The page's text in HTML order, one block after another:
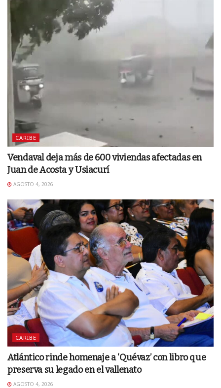
CARIBE
Vendaval deja más de 600 viviendas afectadas en
Juan de Acosta y Usiacurí
AGOSTO 4, 2026
CARIBE
Atlántico rinde homenaje a ‘Quévaz’ con libro que
preserva su legado en el vallenato
AGOSTO 4, 2026